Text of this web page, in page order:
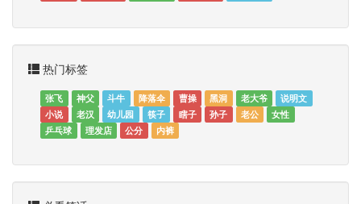
热门标签
张飞 神父 斗牛 降落伞 曹操 黑洞 老大爷
说明文
小说
老汉 幼儿园 筷子 瞎子 孙子 老公
女性
乒乓球
理发店 公分 内裤